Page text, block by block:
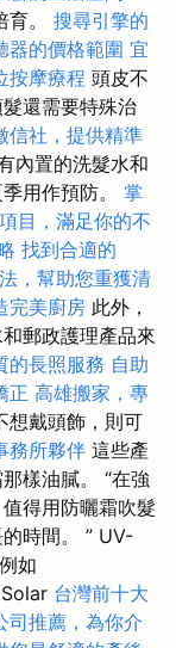
育。 搜尋引擎的
器的價格範圍 宜
按摩療程 頭皮不
還需要特殊治
信社，提供精準
內置的洗髮水和
用作預防。 掌
目，滿足你的不
找到合適的
，幫助您重獲清
完美廚房 此外，
郵政護理產品來
的長照服務 自助
正 高雄搬家，專
想戴頭飾，則可
務所夥伴 這些產
樣油膩。 “在強
得用防曬霜吹髮
時間。 ” UV-
如
台灣前十大
司推薦，為你介